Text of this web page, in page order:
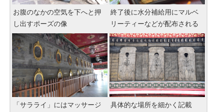
お腹のなかの空気を下へと押
し出すポーズの像
終了後に水分補給用にマルベ
リーティーなどが配布される
「サラライ」にはマッサージ
具体的な場所を細かく記載